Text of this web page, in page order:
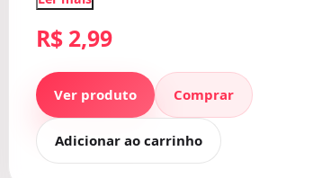
R$ 2,99
Ver produto Comprar
Adicionar ao carrinho